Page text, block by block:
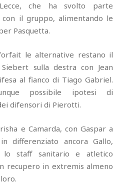
che ha svolto parte
il gruppo, alimentando le
Pasquetta.
le alternative restano il
sulla destra con Jean
al fianco di Tiago Gabriel.
possibile ipotesi di
difensori di Pierotti.
e Camarda, con Gaspar a
differenziato ancora Gallo,
lo staff sanitario e atletico
recupero in extremis almeno